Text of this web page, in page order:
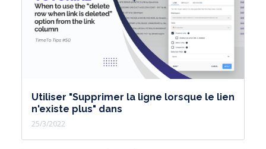
Utiliser "Supprimer la ligne lorsque le lien
n'existe plus" dans
25/3/2022